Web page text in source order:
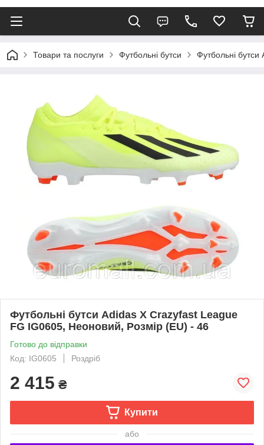
Товари та послуги Футбольні бутси Футбольні
Футбольні бутси Adidas X Crazyfast League
FG IG0605, Неоновий, Розмір (EU) - 46
Готово до відправки
Код: IG0605
Роздріб
2 415 ₴
Купити
або